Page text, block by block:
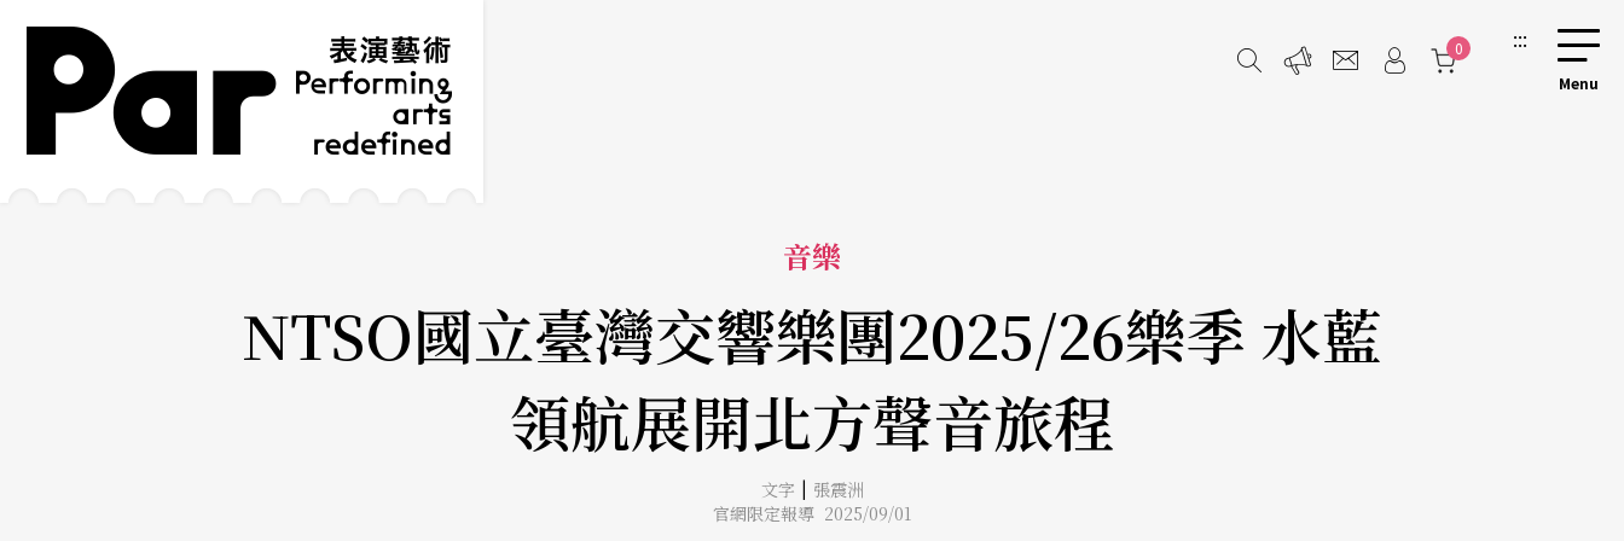
跳到主要內容區塊
網站導覽
0 :::
音樂
NTSO國立臺灣交響樂團2025/26樂季 水藍
領航展開北方聲音旅程
文字 | 張震洲
官網限定報導 2025/09/01